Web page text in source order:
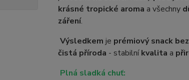
krásné tropické aroma a všechny
záření.
Výsledkem je prémiový snack
čistá příroda - stabilníkvalita a
Plná sladká chuť: